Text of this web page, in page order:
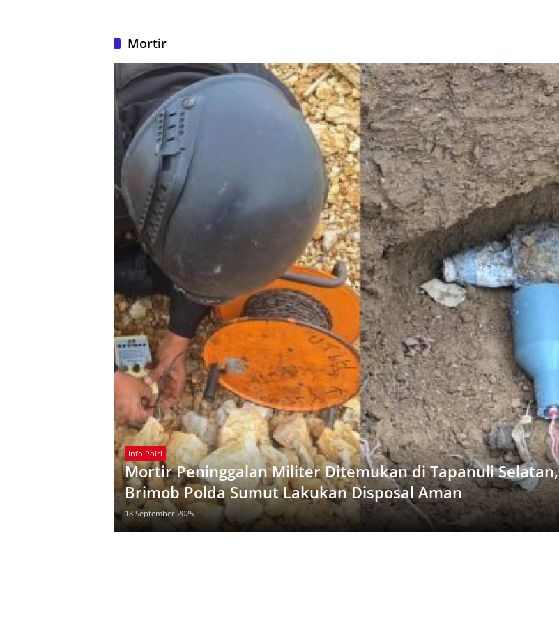
Mortir
Info Polri
Mortir Peninggalan Militer Ditemukan di Tapanuli Selatan,
Brimob Polda Sumut Lakukan Disposal Aman
18 September 2025